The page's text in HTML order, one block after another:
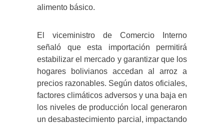
alimento básico.
El viceministro de Comercio Interno
señaló que esta importación permitirá
estabilizar el mercado y garantizar que los
hogares bolivianos accedan al arroz a
precios razonables. Según datos oficiales,
factores climáticos adversos y una baja en
los niveles de producción local generaron
un desabastecimiento parcial, impactando